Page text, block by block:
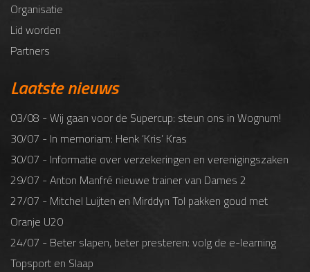
Organisatie
Lid worden
Partners
Laatste nieuws
03/08 - Wij gaan voor de Supercup: steun ons in Wognum!
30/07 - In memoriam: Henk ‘Kris’ Kras
30/07 - Informatie over verzekeringen en verenigingszaken
29/07 - Anton Manfré nieuwe trainer van Dames 2
27/07 - Mitchel Luijten en Mirddyn Tol pakken goud met
Oranje U20
24/07 - Beter slapen, beter presteren: volg de e-learning
Topsport en Slaap